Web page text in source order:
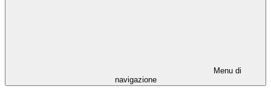
Menu di
navigazione